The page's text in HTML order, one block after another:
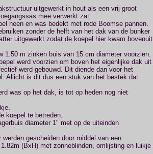
uitgewerkt in hout als een vrij groot
mee verwerkt zat.
heen en was bedekt met rode Boomse pannen.
zonder de helft van het dak van de bunker
uitgewerkt zodat de koepel hier kwam bovenuit
1.50 m zinken buis van 15 cm diameter voorzien.
werd voorzien om boven het eigenlijke dak uit
werd gebouwd. Dit diende dan voor het
Allicht is dit dus een stuk van het bestek dat
was op het dak, is tot op heden nog niet
koepel te betreden.
diameter 1" met op de uiteinden
gescheiden door middel van een
(BxH) met zonneblinden, omlijsting en luikje